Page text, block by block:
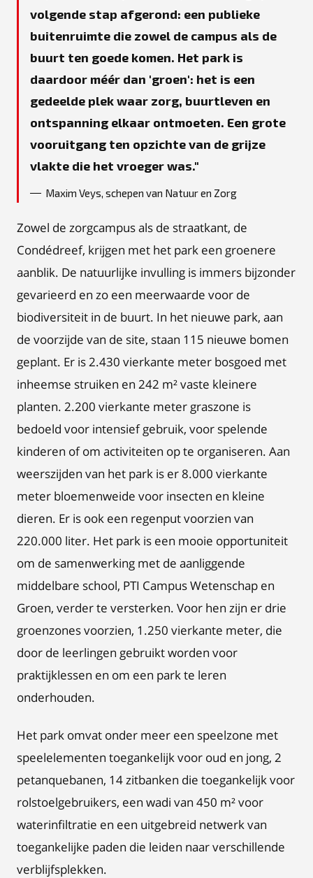
volgende stap afgerond: een publieke
buitenruimte die zowel de campus als de
buurt ten goede komen. Het park is
daardoor méér dan 'groen': het is een
gedeelde plek waar zorg, buurtleven en
ontspanning elkaar ontmoeten. Een grote
vooruitgang ten opzichte van de grijze
vlakte die het vroeger was.
Maxim Veys, schepen van Natuur en Zorg
Zowel de zorgcampus als de straatkant, de
Condédreef, krijgen met het park een groenere
aanblik. De natuurlijke invulling is immers bijzonder
gevarieerd en zo een meerwaarde voor de
biodiversiteit in de buurt. In het nieuwe park, aan
de voorzijde van de site, staan 115 nieuwe bomen
geplant. Er is 2.430 vierkante meter bosgoed met
inheemse struiken en 242 m² vaste kleinere
planten. 2.200 vierkante meter graszone is
bedoeld voor intensief gebruik, voor spelende
kinderen of om activiteiten op te organiseren. Aan
weerszijden van het park is er 8.000 vierkante
meter bloemenweide voor insecten en kleine
dieren. Er is ook een regenput voorzien van
220.000 liter. Het park is een mooie opportuniteit
om de samenwerking met de aanliggende
middelbare school, PTI Campus Wetenschap en
Groen, verder te versterken. Voor hen zijn er drie
groenzones voorzien, 1.250 vierkante meter, die
door de leerlingen gebruikt worden voor
praktijklessen en om een park te leren
onderhouden.
Het park omvat onder meer een speelzone met
speelelementen toegankelijk voor oud en jong, 2
petanquebanen, 14 zitbanken die toegankelijk voor
rolstoelgebruikers, een wadi van 450 m² voor
waterinfiltratie en een uitgebreid netwerk van
toegankelijke paden die leiden naar verschillende
verblijfsplekken.